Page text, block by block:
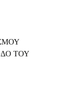
ΤΟΥ